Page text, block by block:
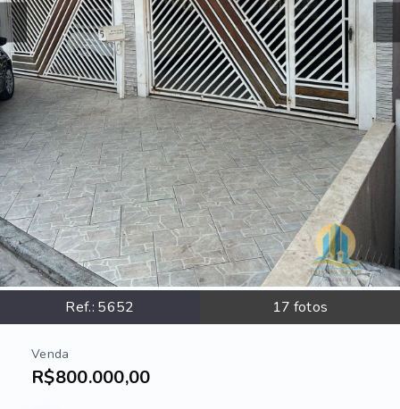
Ref.: 5652 17 fotos
Venda
R$800.000,00